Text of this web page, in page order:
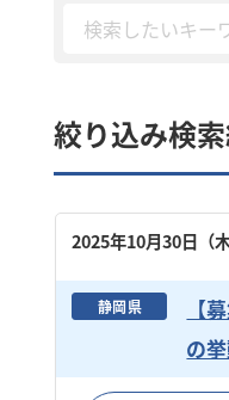
絞り込み検索
2025年10月30日（木
静岡県
【
の